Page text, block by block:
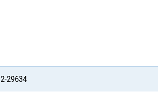
2-29634